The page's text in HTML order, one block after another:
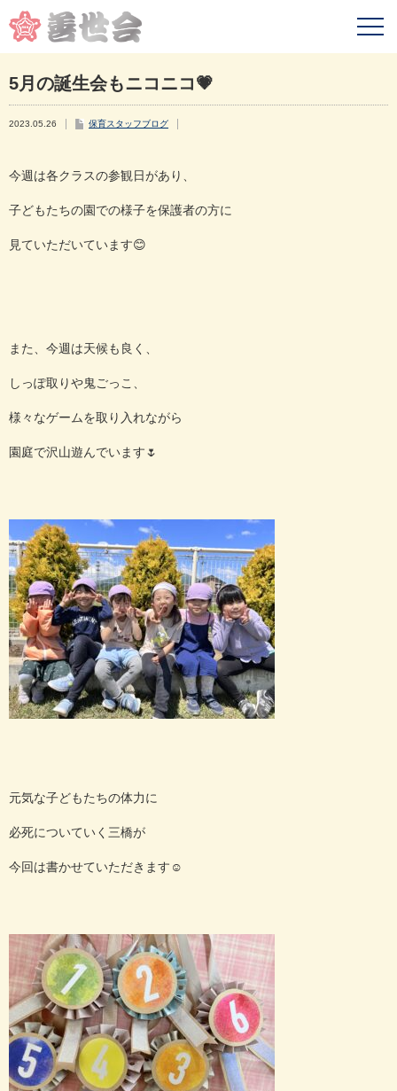
5月の誕生会もニコニコ💗
2023.05.26 保育スタッフブログ
今週は各クラスの参観日があり、
子どもたちの園での様子を保護者の方に
見ていただいています😊
また、今週は天候も良く、
しっぽ取りや鬼ごっこ、
様々なゲームを取り入れながら
園庭で沢山遊んでいます🌷
元気な子どもたちの体力に
必死についていく三橋が
今回は書かせていただきます ☺️